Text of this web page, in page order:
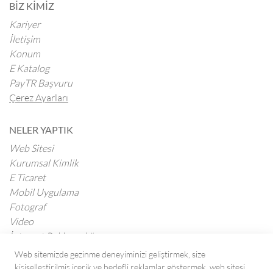
Web sitemizde gezinme deneyiminizi geliştirmek, size
BİZ KİMİZ
Kariyer
İletişim
Konum
E Katalog
PayTR Başvuru
Çerez Ayarları
NELER YAPTIK
Web Sitesi
Kurumsal Kimlik
E Ticaret
Mobil Uygulama
Fotograf
Video
İnternet Reklamcılığı